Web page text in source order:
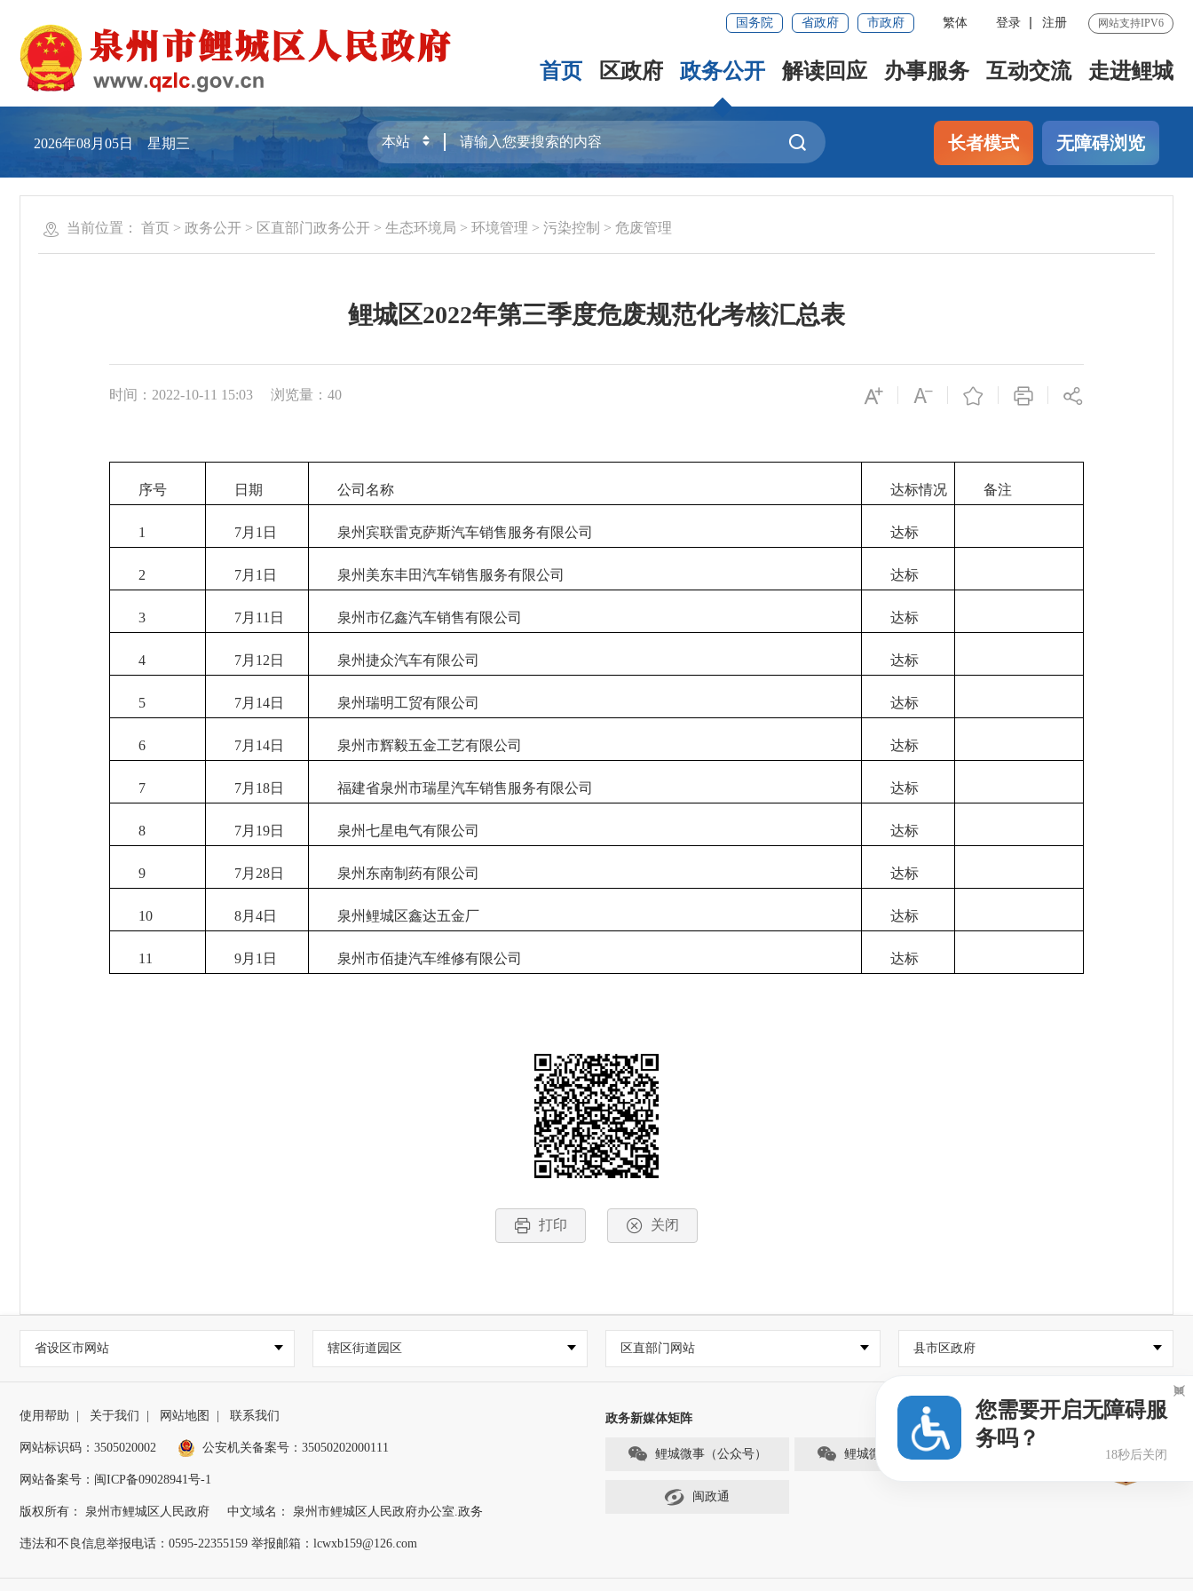
国务院 省政府 市政府 繁体 登录 注册 网站支持IPV6
首页 区政府 政务公开 解读回应 办事服务 互动交流 走进鲤城
2026年08月05日 星期三 长者模式 无障碍浏览
当前位置： 首页 > 政务公开 > 区直部门政务公开 > 生态环境局 > 环境管理 > 污染控制 > 危废管理
鲤城区2022年第三季度危废规范化考核汇总表
时间：2022-10-11 15:03 浏览量： 40
序号 日期 公司名称 达标情况 备注
1 7月1日 泉州宾联雷克萨斯汽车销售服务有限公司 达标
2 7月1日 泉州美东丰田汽车销售服务有限公司 达标
3 7月11日 泉州市亿鑫汽车销售有限公司 达标
4 7月12日 泉州捷众汽车有限公司 达标
5 7月14日 泉州瑞明工贸有限公司 达标
6 7月14日 泉州市辉毅五金工艺有限公司 达标
7 7月18日 福建省泉州市瑞星汽车销售服务有限公司 达标
8 7月19日 泉州七星电气有限公司 达标
9 7月28日 泉州东南制药有限公司 达标
10 8月4日 泉州鲤城区鑫达五金厂 达标
11 9月1日 泉州市佰捷汽车维修有限公司 达标
打印 关闭
省设区市网站 辖区街道园区 区直部门网站 县市区政府
使用帮助 | 关于我们 | 网站地图 | 联系我们
网站标识码：3505020002 公安机关备案号：35050202000111
网站备案号：闽ICP备09028941号-1
版权所有： 泉州市鲤城区人民政府 中文域名： 泉州市鲤城区人民政府办公室.政务
违法和不良信息举报电话：0595-22355159 举报邮箱：lcwxb159@126.com
政务新媒体矩阵
鲤城微事（公众号） 鲤城微事（视频号）
闽政通
您需要开启无障碍服
务吗？
18秒后关闭
